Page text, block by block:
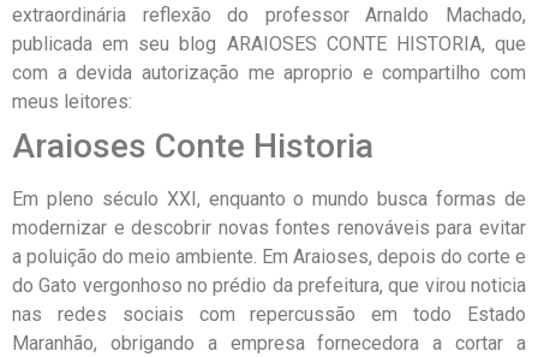
extraordinária reflexão do professor Arnaldo Machado,
publicada em seu blog ARAIOSES CONTE HISTORIA, que
com a devida autorização me aproprio e compartilho com
meus leitores:
Araioses Conte Historia
Em pleno século XXI, enquanto o mundo busca formas de
modernizar e descobrir novas fontes renováveis para evitar
a poluição do meio ambiente. Em Araioses, depois do corte e
do Gato vergonhoso no prédio da prefeitura, que virou noticia
nas redes sociais com repercussão em todo Estado
Maranhão, obrigando a empresa fornecedora a cortar a